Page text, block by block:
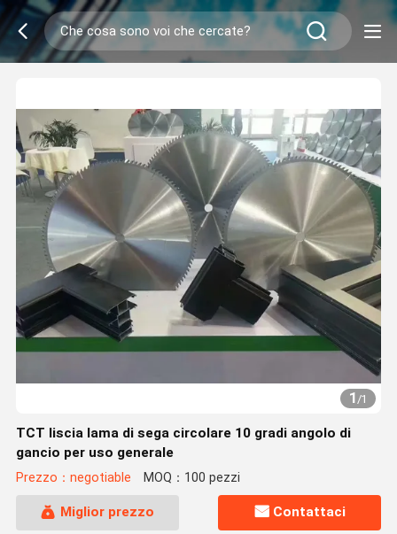
1/1
TCT liscia lama di sega circolare 10 gradi angolo di
gancio per uso generale
Prezzo：negotiable MOQ：100 pezzi
Miglior prezzo Contattaci